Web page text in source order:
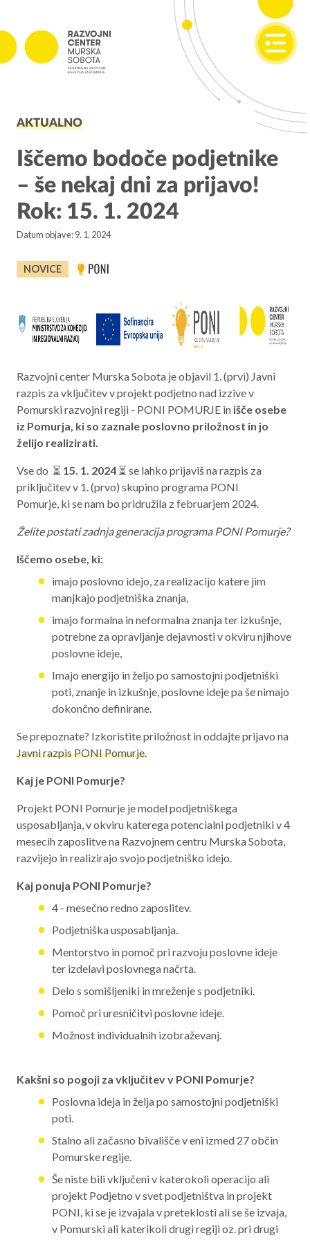
Projekti v izvajanju
Zaključeni projekti
PODJETNIŠTVO
SPOT
Invest Pomurje
PONI
REGIONALNI RAZVOJ
Aktualno programsko obdobje 2021 – 2027
O NAS
NAŠE STORITVE
REGIJA
STIK
AKTUALNO
RAZPISI
AKTUALNO
Iščemo bodoče podjetnike
– še nekaj dni za prijavo!
Rok: 15. 1. 2024
Datum objave: 9. 1. 2024
NOVICE
Razvojni center Murska Sobota je objavil 1. (prvi) Javni
razpis za vključitev v projekt podjetno nad izzive v
Pomurski razvojni regiji - PONI POMURJE in išče osebe
iz Pomurja, ki so zaznale poslovno priložnost in jo
želijo realizirati.
Vse do ⏳ 15. 1. 2024 ⏳ se lahko prijaviš na razpis za
priključitev v 1. (prvo) skupino programa PONI
Pomurje, ki se nam bo pridružila z februarjem 2024.
Želite postati zadnja generacija programa PONI Pomurje?
Iščemo osebe, ki:
imajo poslovno idejo, za realizacijo katere jim
manjkajo podjetniška znanja,
imajo formalna in neformalna znanja ter izkušnje,
potrebne za opravljanje dejavnosti v okviru njihove
poslovne ideje,
Imajo energijo in željo po samostojni podjetniški
poti, znanje in izkušnje, poslovne ideje pa še nimajo
dokončno definirane.
Se prepoznate? Izkoristite priložnost in oddajte prijavo na
Javni razpis PONI Pomurje.
Kaj je PONI Pomurje?
Projekt PONI Pomurje je model podjetniškega
usposabljanja, v okviru katerega potencialni podjetniki v 4
mesecih zaposlitve na Razvojnem centru Murska Sobota,
razvijejo in realizirajo svojo podjetniško idejo.
Kaj ponuja PONI Pomurje?
4 - mesečno redno zaposlitev.
Podjetniška usposabljanja.
Mentorstvo in pomoč pri razvoju poslovne ideje
ter izdelavi poslovnega načrta.
Delo s somišljeniki in mreženje s podjetniki.
Pomoč pri uresničitvi poslovne ideje.
Možnost individualnih izobraževanj.
Kakšni so pogoji za vključitev v PONI Pomurje?
Poslovna ideja in želja po samostojni podjetniški
poti.
Stalno ali začasno bivališče v eni izmed 27 občin
Pomurske regije.
Še niste bili vključeni v katerokoli operacijo ali
projekt Podjetno v svet podjetništva in projekt
PONI, ki se je izvajala v preteklosti ali se še izvaja,
v Pomurski ali katerikoli drugi regiji oz. pri drugi